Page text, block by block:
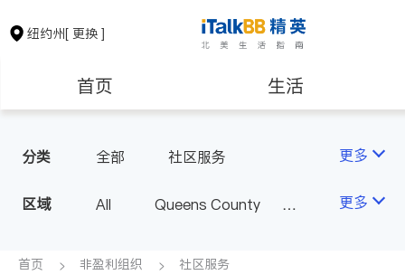
纽约州[ 更换 ]
首页 生活
保险理财 房地产租售
银行贷款
分类 全部 社区服务 更多
区域 All
Queens County
Long Island
Bronx County
更多
首页 非盈利组织 社区服务